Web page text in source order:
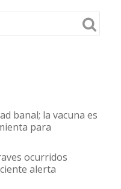
de
adolescentes
banal; la vacuna es
para
ocurridos
alerta